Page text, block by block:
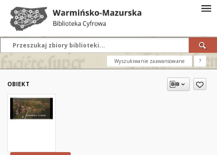
Wyszukiwanie zaawansowane ?
OBIEKT